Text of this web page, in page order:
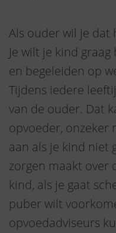
Als ouder wil je dat
Je wilt je kind
en begeleiden op
Tijdens iedere
van de ouder. Dat
opvoeder, onzeker
aan als je kind niet
zorgen maakt over
kind, als je gaat
puber wilt
opvoedadviseurs